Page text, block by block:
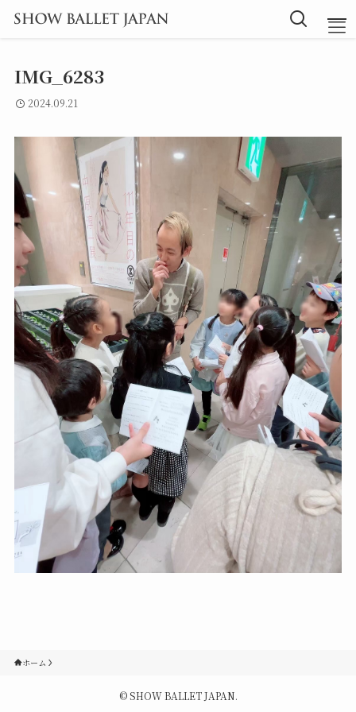
Message
Instructor
Lesson
Blog
探究型バレエ
Contact
Q&A
Gallery
IMG_6283
2024.09.21
ホーム
©SHOW BALLET JAPAN.